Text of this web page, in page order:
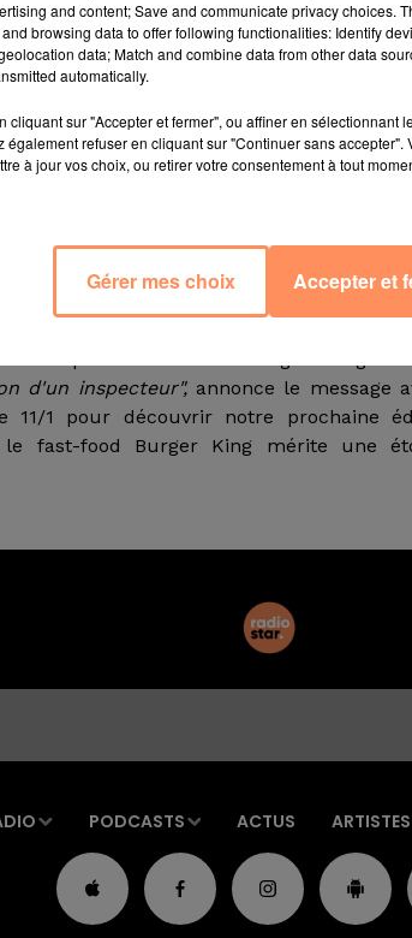
messages en accompagnement d'une
la qualité. Une pétition en ligne a aussi
directement aux inspecteurs
King. C'est vrai",peut-on toutefois lire
angus parfaitement grillé à la flamme,
avez beaucoup dans votre livre rouge
sans réservation 3 mois à l'avance ?",
responsables du Guide Michelin ont
une photo d'un Master Angus burger
d'un inspecteur",annonce le message
11/1 pour découvrir notre prochaine
fast-food Burger King mérite une
PODCASTS ACTUS
and content; Save and communicate privacy choices.
browsing data to offer following functionalities: Identify
data; Match and combine data from other data
automatically.
cliquant sur "Accepter et fermer", ou affiner en sélectionnant
également refuser en cliquant sur "Continuer sans
à jour vos choix, ou retirer votre consentement à tout
Gérer mes choix Accepter et